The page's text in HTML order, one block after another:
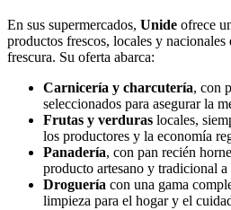
En sus supermercados, Unide ofrece
productos frescos, locales y
frescura. Su oferta abarca:
Carnicería y charcutería, con
seleccionados para asegurar la
Frutas y verduras locales,
los productores y la economía
Panadería, con pan recién
producto artesano y tradicional a
Droguería con una gama
limpieza para el hogar y el